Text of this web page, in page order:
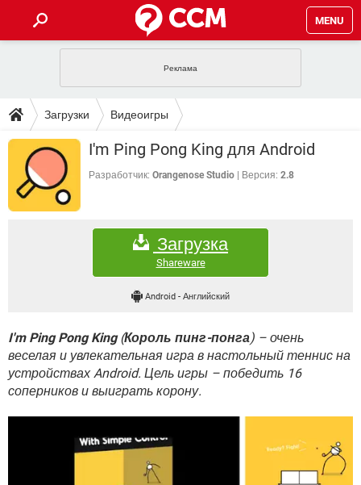
MENU
INSTAGRAM
ИГРЫ WINDOWS 10
ВКОНТАКТЕ ВИДЕО
GOOGLE
ПОЛЕЗНЫЕ СОВЕТЫ
TIKTOK
WHATSAPP INSTAGRAM
FACEBOOK
GOOGLE
ЗАГРУЗКИ
TIKTOK TELEGRAM
WHATSAPP
ИГРЫ
ВКОНТАКТЕ
ФОРУМ
INSTAGRAM
ИГРЫ
ВКОНТАКТЕ
YANDEX
ЭНЦИКЛОПЕДИЯ
TELEGRAM
WINDOWS 10 ВКОНТАКТЕ
ВИДЕО
YANDEX
Загрузки Видеоигры
I'm Ping Pong King для Android
Разработчик: Orangenose Studio Версия: 2.8
Загрузка
Shareware
Android-Английский
I'm Ping Pong King(Король пинг-понга) – очень
веселая и увлекательная игра в настольный теннис на
устройствах Android. Цель игры – победить 16
соперников и выиграть корону.